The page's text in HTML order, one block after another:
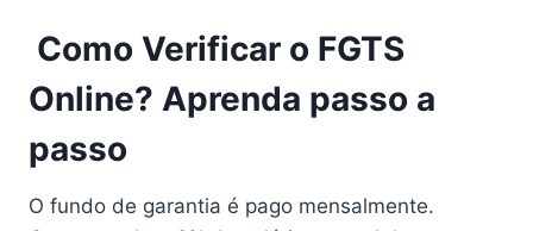
Como Verificar o FGTS
Online? Aprenda passo a
passo
O fundo de garantia é pago mensalmente.